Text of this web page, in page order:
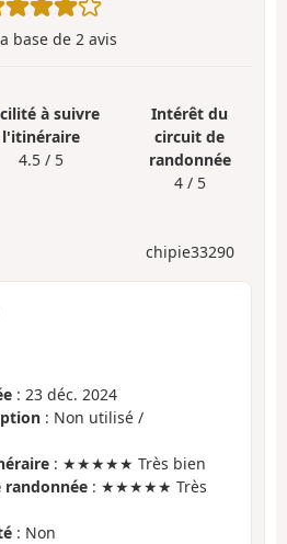
base de 2 avis
à suivre
l'itinéraire
4.5 / 5
Intérêt du
circuit de
randonnée
4 / 5
chipie33290
: 23 déc. 2024
: Non utilisé /
: ★★★★★ Très bien
: ★★★★★ Très
: Non